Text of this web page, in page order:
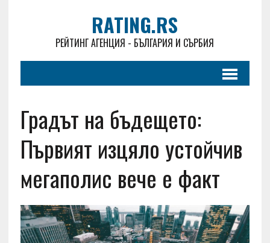
RATING.RS
РЕЙТИНГ АГЕНЦИЯ - БЪЛГАРИЯ И СЪРБИЯ
Градът на бъдещето:
Първият изцяло устойчив
мегаполис вече е факт